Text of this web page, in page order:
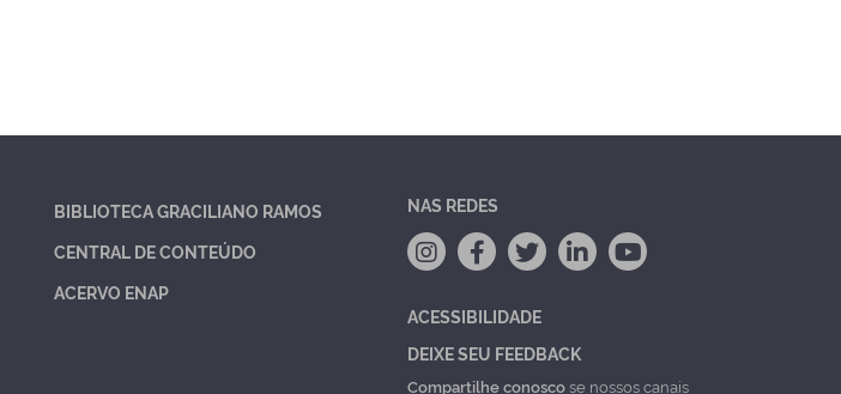
BIBLIOTECA GRACILIANO RAMOS
CENTRAL DE CONTEÚDO
ACERVO ENAP
NAS REDES
ACESSIBILIDADE
DEIXE SEU FEEDBACK
Compartilhe conoscose nossos canais